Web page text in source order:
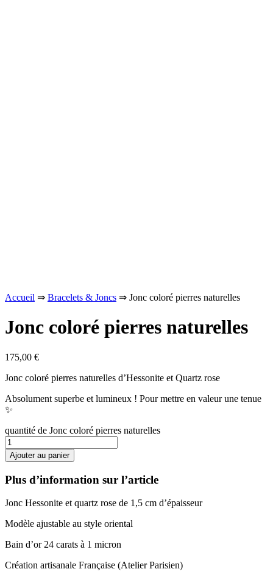
Accueil ⇒ Bracelets & Joncs ⇒ Jonc coloré pierres naturelles
Jonc coloré pierres naturelles
175,00 €
Jonc coloré pierres naturelles d’Hessonite et Quartz rose
Absolument superbe et lumineux ! Pour mettre en valeur une tenue
✨
quantité de Jonc coloré pierres naturelles
Ajouter au panier
Plus d’information sur l’article
Jonc Hessonite et quartz rose de 1,5 cm d’épaisseur
Modèle ajustable au style oriental
Bain d’or 24 carats à 1 micron
Création artisanale Française (Atelier Parisien)